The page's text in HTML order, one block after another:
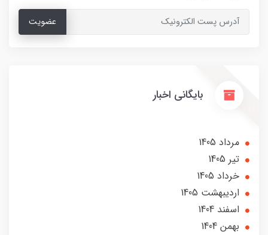
عضویت
بایگانی اخبار
مرداد 1405
تير 1405
خرداد 1405
ارديبهشت 1405
اسفند 1404
بهمن 1404